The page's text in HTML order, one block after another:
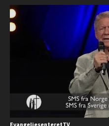
EvangeliesenteretTV